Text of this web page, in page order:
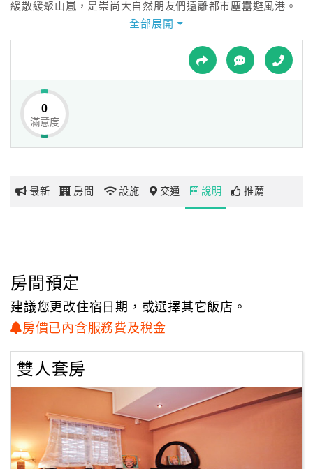
球
網
玩
地
圖
顧
務
客
滿
緩散緩聚山嵐，是崇尚大自然朋友們遠離都市塵囂避風港。
離塵不離城，是出雪隧第一個「頭城、礁溪」交流道下方三
百公尺雲湘居最大特色。往北，十分鐘到頭城老街漫步，烏
石漁港搭船賞鯨登龜山島、金車城堡咖啡館、外澳沙灘衝
浪、玩滑翔翼。往南，五分鐘到礁溪溫泉，湯圍溝公園泡
腳、參拜香火鼎盛協天廟、走踏五峰旗瀑步、林美石磐步
道、逛礁溪買包子、蔥油餅、品嚐奕順軒桂圓蛋糕、諾貝爾
奶凍等美食特產。
流道，三十分鐘車程快速抵達蘭陽平原各大知名景點，宜蘭
即便騎乘雲湘居腳踏車，沿著鄉間小路即可飽覽稻浪田園，
到金車蘭花園欣賞朵朵花海；到民宿後方私房景點猴洞坑，
登高遠眺玩水賞瀑，漫步在盛開的野薑花溪畔；也能走山腳
站走進哈利波特魔法世界、品嚐各具特色甕窯雞、礁溪庄櫻
桃谷、海鮮；若需補給，除了加油站還有全天候的7-11，讓
您的度假生活既便利又自在。
您到雲湘居來，我們有一整排羅漢松列隊迎接，悠游血鸚鵡
給您最火紅歡迎。千年樹瘤茶桌椅、彷明朝客廳桌椅、紅木
大圓餐桌、寬敞明亮廚房，都是開放使用的空間。在庭園，
全部展開
0
滿意度
最新 房間 設施 交通 說明 推薦
房間預定
建議您更改住宿日期，或選擇其它飯店。
房價已內含服務費及稅金
雙人套房